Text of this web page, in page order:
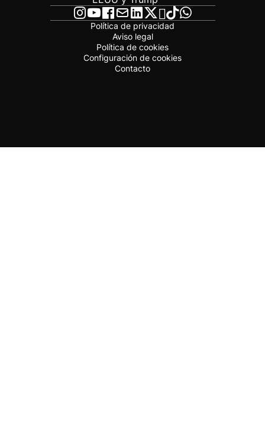
Política de privacidad
Aviso legal
Política de cookies
Configuración de cookies
Contacto